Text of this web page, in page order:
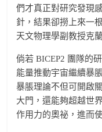
們才真正對研究發現
針，結果卻撈上來一
天文物理學副教授克
倘若 BICEP2 團隊的
能量推動宇宙繼續暴
暴脹理論不但可開啟
大門，還能夠超越世
作用力的奧祕，進而